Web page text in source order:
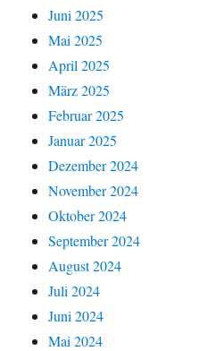
Juni 2025
Mai 2025
April 2025
März 2025
Februar 2025
Januar 2025
Dezember 2024
November 2024
Oktober 2024
September 2024
August 2024
Juli 2024
Juni 2024
Mai 2024